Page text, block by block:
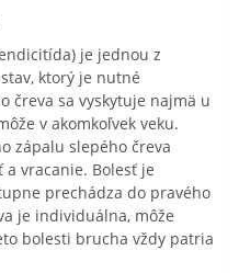
je jednou z
ktorý je nutné
čreva sa vyskytuje najmä u
v akomkoľvek veku.
zápalu slepého čreva
vracanie. Bolesť je
prechádza do pravého
je individuálna, môže
bolesti brucha vždy patria